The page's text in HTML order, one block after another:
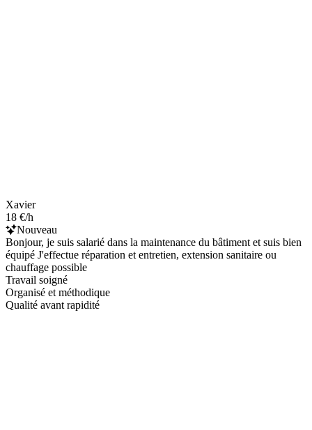
Xavier
18 €/h
Nouveau
Bonjour, je suis salarié dans la maintenance du bâtiment et suis bien
équipé J'effectue réparation et entretien, extension sanitaire ou
chauffage possible
Travail soigné
Organisé et méthodique
Qualité avant rapidité